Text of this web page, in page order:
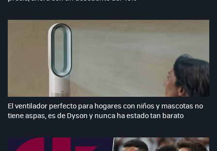
El ventilador perfecto para hogares con niños y mascotas no
tiene aspas, es de Dyson y nunca ha estado tan barato